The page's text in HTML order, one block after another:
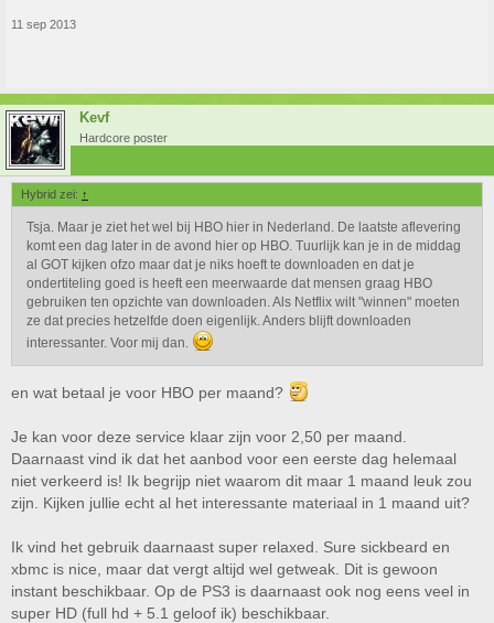
11 sep 2013
Kevf
Hardcore poster
Hybrid zei: ↑
Tsja. Maar je ziet het wel bij HBO hier in Nederland. De laatste aflevering
komt een dag later in de avond hier op HBO. Tuurlijk kan je in de middag
al GOT kijken ofzo maar dat je niks hoeft te downloaden en dat je
ondertiteling goed is heeft een meerwaarde dat mensen graag HBO
gebruiken ten opzichte van downloaden. Als Netflix wilt "winnen" moeten
ze dat precies hetzelfde doen eigenlijk. Anders blijft downloaden
interessanter. Voor mij dan.
en wat betaal je voor HBO per maand?
Je kan voor deze service klaar zijn voor 2,50 per maand.
Daarnaast vind ik dat het aanbod voor een eerste dag helemaal
niet verkeerd is! Ik begrijp niet waarom dit maar 1 maand leuk zou
zijn. Kijken jullie echt al het interessante materiaal in 1 maand uit?
Ik vind het gebruik daarnaast super relaxed. Sure sickbeard en
xbmc is nice, maar dat vergt altijd wel getweak. Dit is gewoon
instant beschikbaar. Op de PS3 is daarnaast ook nog eens veel in
super HD (full hd + 5.1 geloof ik) beschikbaar.